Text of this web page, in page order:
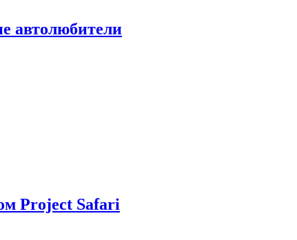
автолюбители
Project Safari